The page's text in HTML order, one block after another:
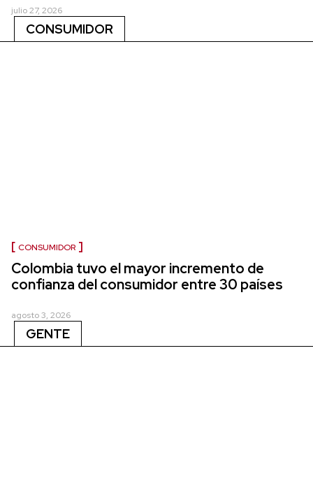
julio 27, 2026
CONSUMIDOR
CONSUMIDOR
Colombia tuvo el mayor incremento de
confianza del consumidor entre 30 países
agosto 3, 2026
GENTE